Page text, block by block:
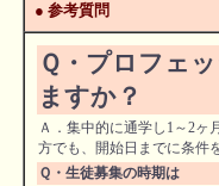
● 参考質問
Ｑ・プロフェ
ますか？
Ａ．集中的に通学し1～2ヶ
方でも、開始日までに条件
Ｑ・生徒募集の時期は